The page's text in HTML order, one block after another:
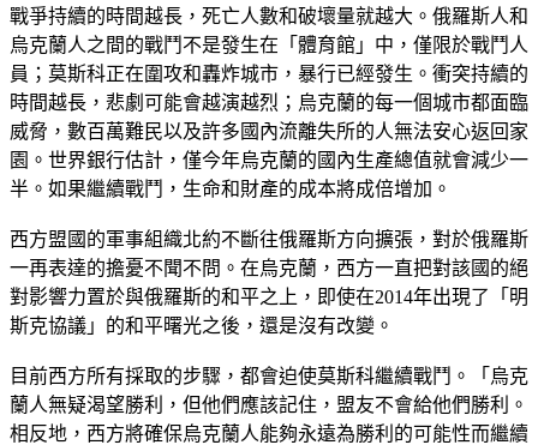
戰爭持續的時間越長，死亡人數和破壞量就越大。俄羅斯人和
烏克蘭人之間的戰鬥不是發生在「體育館」中，僅限於戰鬥人
員；莫斯科正在圍攻和轟炸城市，暴行已經發生。衝突持續的
時間越長，悲劇可能會越演越烈；烏克蘭的每一個城市都面臨
威脅，數百萬難民以及許多國內流離失所的人無法安心返回家
園。世界銀行估計，僅今年烏克蘭的國內生產總值就會減少一
半。如果繼續戰鬥，生命和財產的成本將成倍增加。
西方盟國的軍事組織北約不斷往俄羅斯方向擴張，對於俄羅斯
一再表達的擔憂不聞不問。在烏克蘭，西方一直把對該國的絕
對影響力置於與俄羅斯的和平之上，即使在2014年出現了「明
斯克協議」的和平曙光之後，還是沒有改變。
目前西方所有採取的步驟，都會迫使莫斯科繼續戰鬥。「烏克
蘭人無疑渴望勝利，但他們應該記住，盟友不會給他們勝利。
相反地，西方將確保烏克蘭人能夠永遠為勝利的可能性而繼續